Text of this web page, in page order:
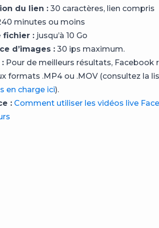
du lien : 30 caractères, lien compris
minutes ou moins
fichier : jusqu’à 10 Go
d’images : 30 ips maximum.
Pour de meilleurs résultats, Facebook
formats .MP4 ou .MOV (consultez la
en charge ici).
: Comment utiliser les vidéos live